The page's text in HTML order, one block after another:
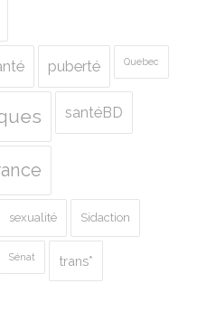
puberté Quebec
santéBD
sexualité Sidaction
Sénat trans*